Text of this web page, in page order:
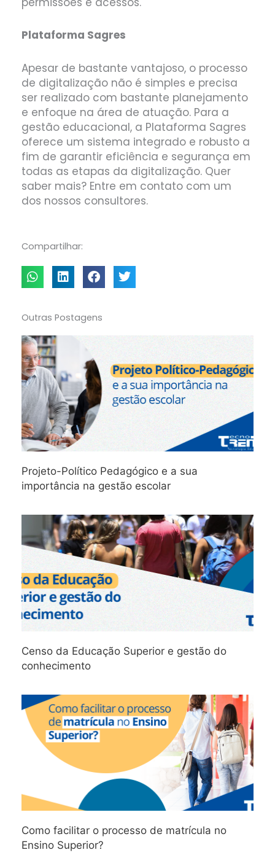
Plataforma Sagres
Apesar de bastante vantajoso, o processo
de digitalização não é simples e precisa
ser realizado com bastante planejamento
e enfoque na área de atuação. Para a
gestão educacional, a Plataforma Sagres
oferece um sistema integrado e robusto a
fim de garantir eficiência e segurança em
todas as etapas da digitalização. Quer
saber mais? Entre em contato com um
dos nossos consultores.
Compartilhar:
Outras Postagens
Projeto-Político Pedagógico e a sua
importância na gestão escolar
Censo da Educação Superior e gestão do
conhecimento
Como facilitar o processo de matrícula no
Ensino Superior?